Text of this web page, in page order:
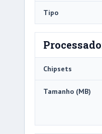
Tipo
Chipsets
Tamanho (MB)